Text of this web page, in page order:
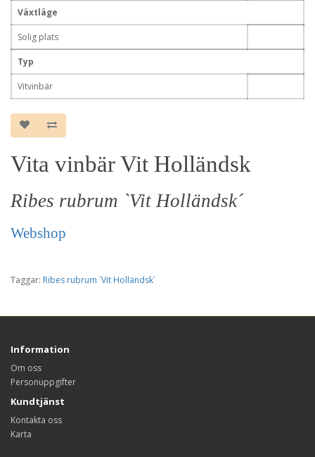
Växtläge
Solig plats
Typ
Vitvinbär
Vita vinbär Vit Holländsk
Ribes rubrum `Vit Holländsk´
Webshop
Taggar: Ribes rubrum `Vit Holländsk´
Information
Om oss
Personuppgifter
Kundtjänst
Kontakta oss
Karta